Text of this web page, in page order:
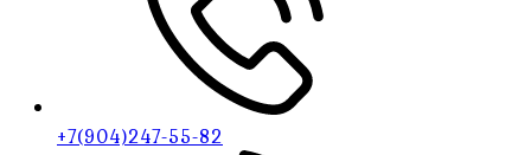
+7(904)247-55-82